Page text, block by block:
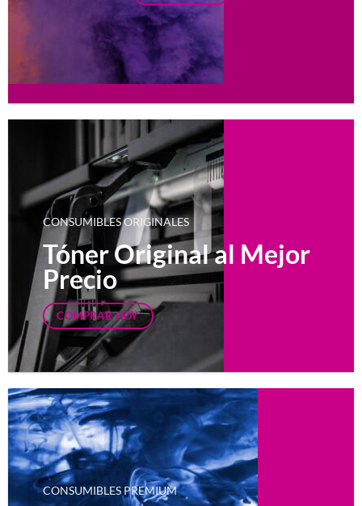
CONSUMIBLES ORIGINALES
Tóner Original al Mejor
Precio
COMPRAR HOY
CONSUMIBLES PREMIUM